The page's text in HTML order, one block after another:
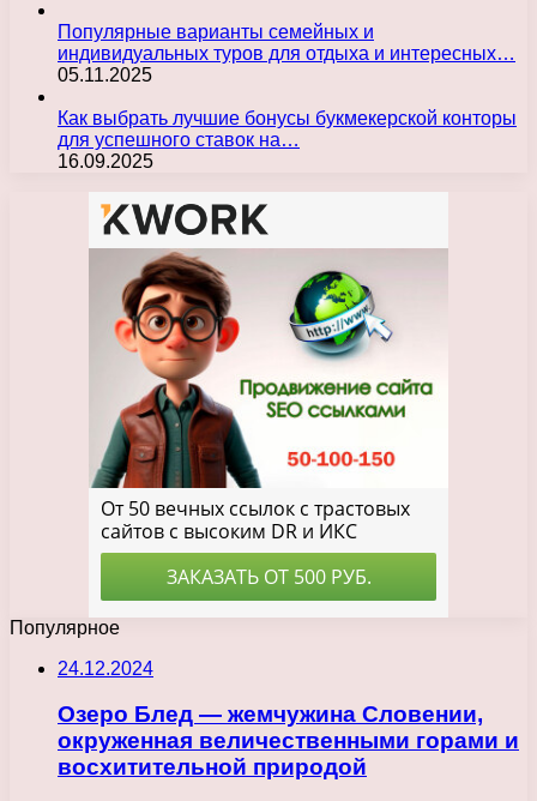
Популярные варианты семейных и
индивидуальных туров для отдыха и интересных…
05.11.2025
Как выбрать лучшие бонусы букмекерской конторы
для успешного ставок на…
16.09.2025
Популярное
24.12.2024
Озеро Блед — жемчужина Словении,
окруженная величественными горами и
восхитительной природой